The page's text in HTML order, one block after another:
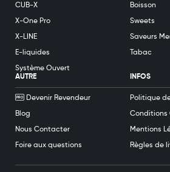
CUB-X
X-One Pro
X-LINE
E-liquides
Système Ouvert
Boisson
Sweets
Saveurs
Tabac
AUTRE
Devenir Revendeur
Blog
Nous Contacter
Foire aux questions
INFOS
Politique
Conditions
Mentions
Règles de